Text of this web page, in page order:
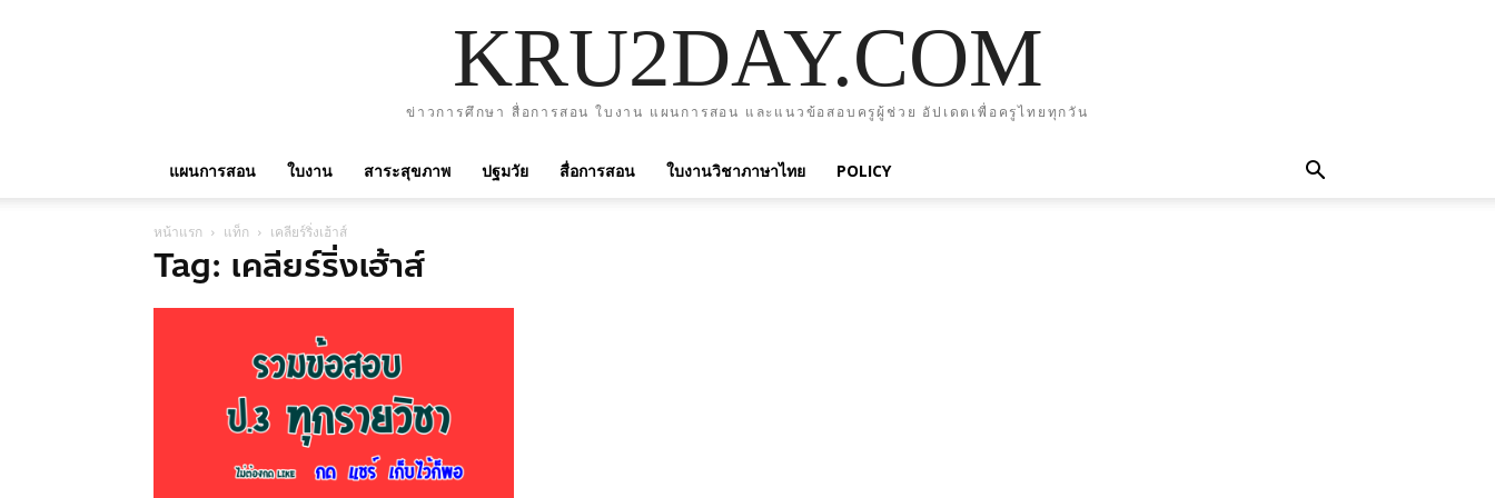
KRU2DAY.COM
ข่าวการศึกษา สื่อการสอน ใบงาน แผนการสอน และแนวข้อสอบครูผู้ช่วย อัปเดตเพื่อครูไทยทุกวัน
แผนการสอน ใบงาน สาระสุขภาพ ปฐมวัย สื่อการสอน ใบงานวิชาภาษาไทย POLICY
หน้าแรก แท็ก เคลียร์ริ่งเฮ้าส์
Tag: เคลียร์ริ่งเฮ้าส์